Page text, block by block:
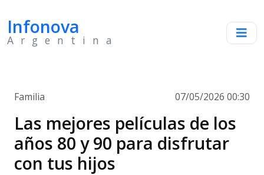
Infonova
Argentina
Familia 07/05/2026 00:30
Las mejores películas de los
años 80 y 90 para disfrutar
con tus hijos